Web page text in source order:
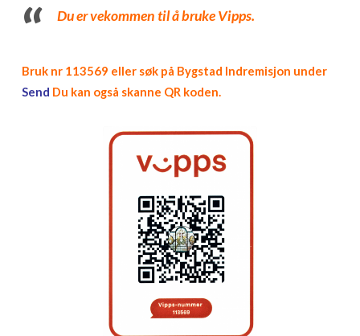
informasjon
Du er vekommen til å bruke Vipps.
Bruk nr 113569 eller søk på Bygstad Indremisjon under
Send Du kan også skanne QR koden.